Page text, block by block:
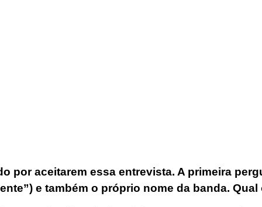
por aceitarem essa entrevista. A primeira
e também o próprio nome da banda.